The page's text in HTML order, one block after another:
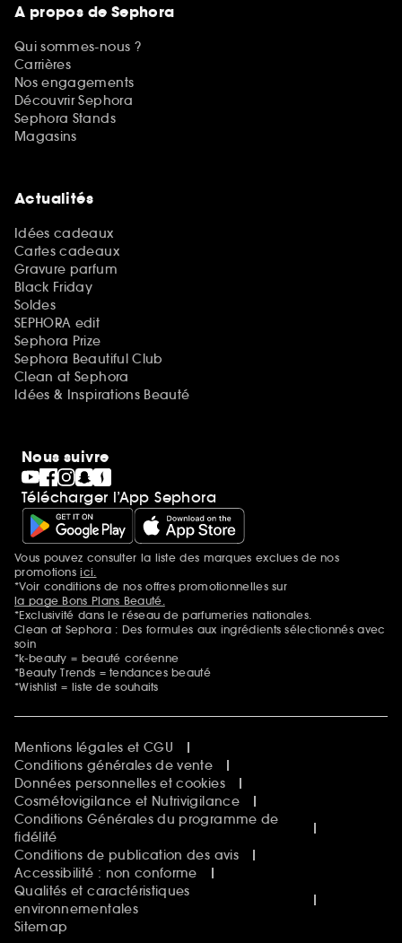
A propos de Sephora
Qui sommes-nous ?
Carrières
Nos engagements
Découvrir Sephora
Sephora Stands
Magasins
Actualités
Idées cadeaux
Cartes cadeaux
Gravure parfum
Black Friday
Soldes
SEPHORA edit
Sephora Prize
Sephora Beautiful Club
Clean at Sephora
Idées & Inspirations Beauté
Nous suivre
Télécharger l’App Sephora
Mentions additionnelles
Vous pouvez consulter la liste des marques exclues de nos
promotionsici.
*Voir conditions de nos offres promotionnelles sur
la page Bons Plans Beauté.
*Exclusivité dans le réseau de parfumeries nationales.
Clean at Sephora : Des formules aux ingrédients sélectionnés avec
soin
*k-beauty = beauté coréenne
*Beauty Trends = tendances beauté
*Wishlist = liste de souhaits
Mentions légales et CGU
Conditions générales de vente
Données personnelles et cookies
Cosmétovigilance et Nutrivigilance
Conditions Générales du programme de
fidélité
Conditions de publication des avis
Accessibilité : non conforme
Qualités et caractéristiques
environnementales
Sitemap